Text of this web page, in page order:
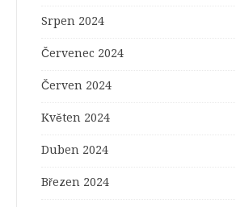
Srpen 2024
Červenec 2024
Červen 2024
Květen 2024
Duben 2024
Březen 2024